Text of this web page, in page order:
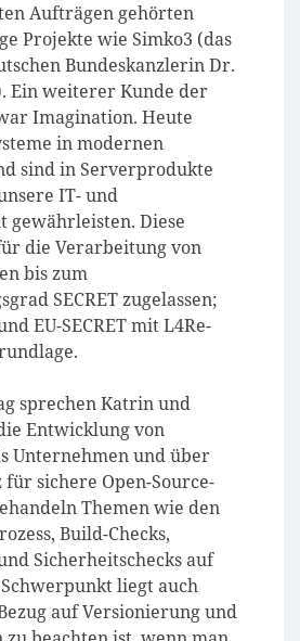
Aufträgen gehörten
Projekte wie Simko3 (das
Bundeskanzlerin Dr.
Ein weiterer Kunde der
Imagination. Heute
in modernen
sind in Serverprodukte
IT- und
gewährleisten. Diese
die Verarbeitung von
bis zum
SECRET zugelassen;
EU-SECRET mit L4Re-
sprechen Katrin und
Entwicklung von
Unternehmen und über
für sichere Open-Source-
Themen wie den
Build-Checks,
Sicherheitschecks auf
liegt auch
auf Versionierung und